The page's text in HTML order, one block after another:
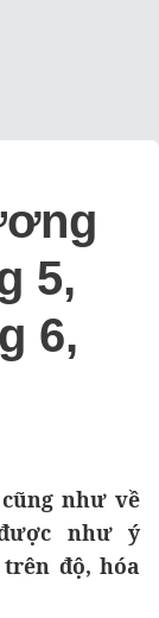
5,
6,
như về
như ý
độ, hóa